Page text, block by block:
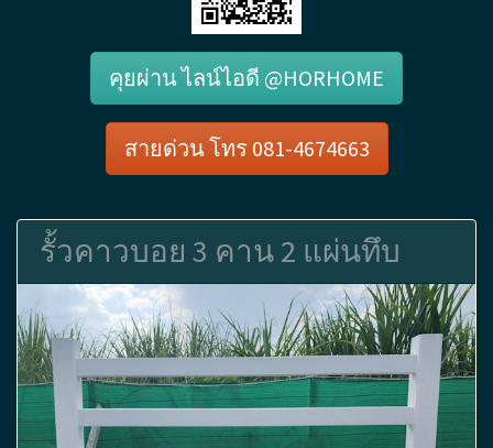
คุยผ่าน ไลน์ไอดี @HORHOME
สายด่วน โทร 081-4674663
รั้วคาวบอย 3 คาน 2 แผ่นทึบ